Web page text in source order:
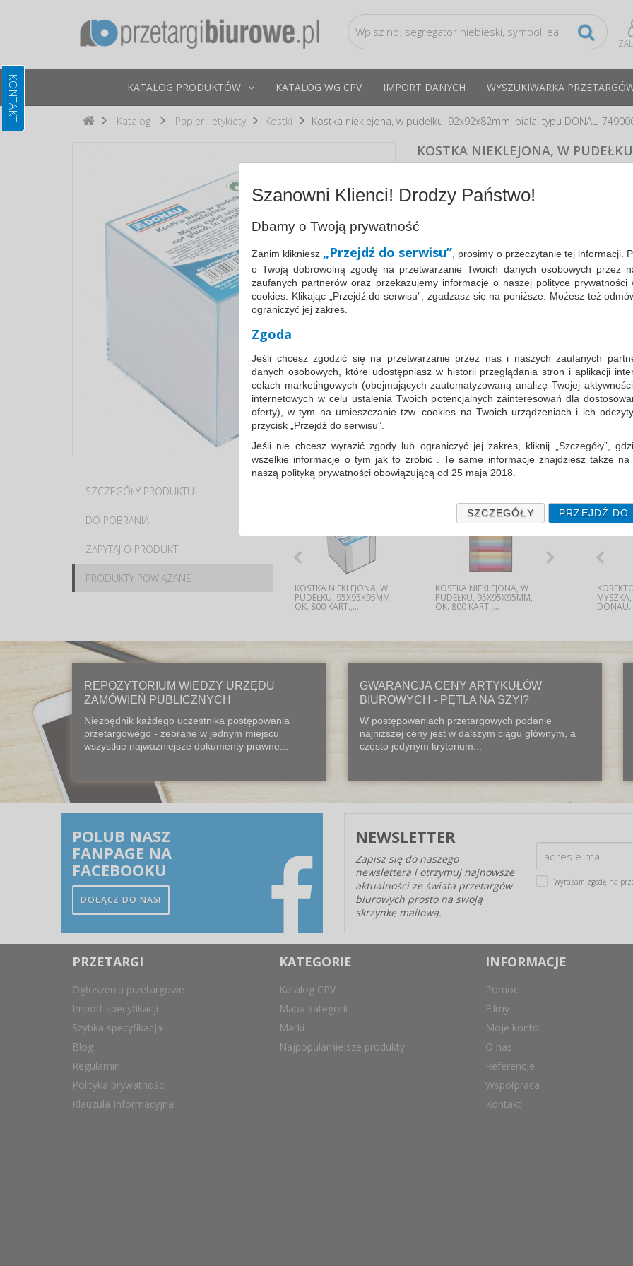
KATALOG PRODUKTÓW KATALOG WG CPV IMPORT DANYCH WYSZUKIWARKA
Katalog Papier i etykiety Kostki Kostka nieklejona, w pudełku, 92x92x82mm, biała, typu DONAU
KOSTKA NIEKLEJONA, W
92X92X82MM, BIAŁA
TYPU DONAU 7490001-99
CPV:22816100-4
ekologiczna kostka w pojemniku, karteczki
wymiary zewnętrzne pojemnika: 92x92x82mm
stabilny pojemnik wykonany z
tworzywa
foliowana jednostka sprzedaży
kolor biały
WIĘCEJ INFORMACJI
SZCZEGÓŁY PRODUKTU
DO POBRANIA
ZAPYTAJ O PRODUKT
PRODUKTY POWIĄZANE
PRODUKTY ALTERNATYWNE
KOSTKA NIEKLEJONA, KOSTKA NIEKLEJONA, W
PUDEŁKU, 95X95X95MM,
OK. 800 KART.,...
KOSTKA NIEKLEJONA, W
PUDEŁKU, 95X95X95MM,
OK. 800 KART.,...
KOSTKA
PUDEŁKU,
MIX
ZSZYWKI , 24/6,
GALWANIZOWANE,
1000SZT., TYPU ICO
ZSZYWKI , 26/6,
GALWANIZOWANE,
1000SZT., TYPU ICO
REPOZYTORIUM WIEDZY URZĘDU
ZAMÓWIEŃ PUBLICZNYCH
Niezbędnik każdego uczestnika postępowania
przetargowego - zebrane w jednym miejscu
wszystkie najważniejsze dokumenty prawne...
GWARANCJA CENY ARTYKUŁÓW
BIUROWYCH - PĘTLA NA SZYI?
W postępowaniach przetargowych podanie
najniższej ceny jest w dalszym ciągu głównym, a
często jedynym kryterium...
POLUB NASZ
FANPAGE NA
FACEBOOKU
DOŁĄCZ DO NAS!
NEWSLETTER
Zapisz się do naszego
newslettera i otrzymuj najnowsze
aktualności ze świata przetargów
biurowych prosto na swoją
skrzynkę mailową.
Wyrażam zgodę na
PRZETARGI
Ogłoszenia przetargowe
Import specyfikacji
Szybka specyfikacja
Blog
Regulamin
Polityka prywatności
Klauzula Informacyjna
KATEGORIE
Katalog CPV
Mapa kategorii
Marki
Najpopularniejsze produkty
INFORMACJE
Pomoc
Filmy
Moje konto
O nas
Referencje
Współpraca
Kontakt
Szanowni Klienci! Drodzy Państwo!
Dbamy o Twoją prywatność
Zanim klikniesz „Przejdź do serwisu” , prosimy o przeczytanie tej informacji.
o Twoją dobrowolną zgodę na przetwarzanie Twoich danych osobowych przez
zaufanych partnerów oraz przekazujemy informacje o naszej polityce prywatności
cookies. Klikając „Przejdź do serwisu”, zgadzasz się na poniższe. Możesz też
ograniczyć jej zakres.
Zgoda
Jeśli chcesz zgodzić się na przetwarzanie przez nas i naszych zaufanych
danych osobowych, które udostępniasz w historii przeglądania stron i aplikacji
celach marketingowych (obejmujących zautomatyzowaną analizę Twojej
internetowych w celu ustalenia Twoich potencjalnych zainteresowań dla
oferty), w tym na umieszczanie tzw. cookies na Twoich urządzeniach i ich
przycisk „Przejdź do serwisu”.
Jeśli nie chcesz wyrazić zgody lub ograniczyć jej zakres, kliknij „Szczegóły”,
wszelkie informacje o tym jak to zrobić . Te same informacje znajdziesz także
naszą polityką prywatności obowiązującą od 25 maja 2018.
W przypadku użytkowników zalogowanych, ważna jest Państwa wcześniejsza
udzieliliście podczas zakładania konta. Każda Państwa zgoda jest dobrowolna
Polityka prywatności (rozwiń)
Klauzula Informacyjna (rozwiń)
SZCZEGÓŁY PRZEJDŹ DO